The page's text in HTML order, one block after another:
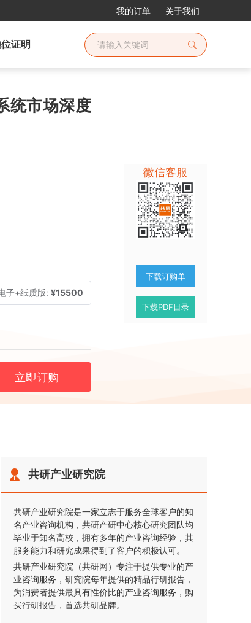
我的订单 关于我们
证明
统市场深度
子+纸质版: ¥15500
立即订购
微信客服
下载订购单
下载PDF目录
共研产业研究院
共研产业研究院是一家立志于服务全球客户的知
名产业咨询机构，共研产研中心核心研究团队均
毕业于知名高校，拥有多年的产业咨询经验，其
服务能力和研究成果得到了客户的积极认可。
共研产业研究院（共研网）专注于提供专业的产
业咨询服务，研究院每年提供的精品行研报告，
为消费者提供最具有性价比的产业咨询服务，购
买行研报告，首选共研品牌。